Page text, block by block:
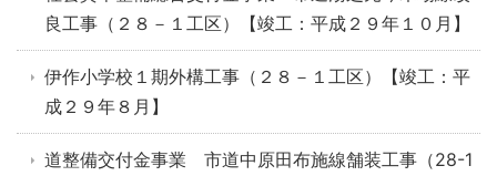
良工事（２８－１工区）【竣工：平成２９年１０月】
伊作小学校１期外構工事（２８－１工区）【竣工：平
成２９年８月】
道整備交付金事業 市道中原田布施線舗装工事（28-1